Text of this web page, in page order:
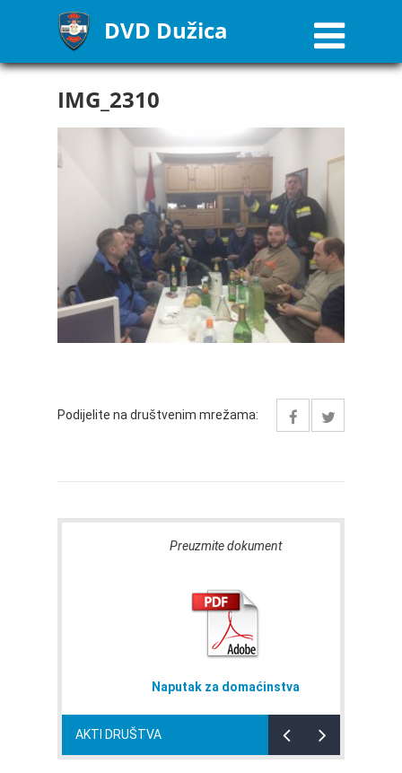
DVD Dužica
IMG_2310
Podijelite na društvenim mrežama:
AKTI DRUŠTVA
Preuzmite dokument
Naputak za domaćinstva